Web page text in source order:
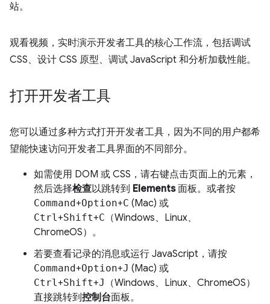
站。
观看视频，实时演示开发者工具的核心工作流，包括调试
CSS、设计 CSS 原型、调试 JavaScript 和分析加载性能。
打开开发者工具
您可以通过多种方式打开开发者工具，因为不同的用户都希
望能快速访问开发者工具界面的不同部分。
如需使用 DOM 或 CSS，请右键点击页面上的元素，
然后选择检查以跳转到 Elements面板。或者按
Command+Option+C (Mac) 或
Ctrl+Shift+C （Windows、Linux、
ChromeOS）。
若要查看记录的消息或运行 JavaScript，请按
Command+Option+J (Mac) 或
Ctrl+Shift+J
（Windows、Linux、ChromeOS）
直接跳转到控制台面板。